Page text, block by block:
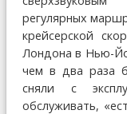
регулярных
крейсерской
Лондона в Нью-
чем в два раза
сняли с
обслуживать,